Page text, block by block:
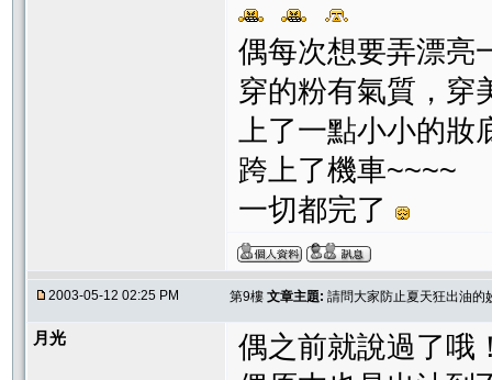
偶每次想要弄漂亮
穿的粉有氣質，穿
上了一點小小的
跨上了機車~~~~
一切都完了
2003-05-12 02:25 PM 第9樓 文章主題: 請問大家防止夏天狂出油的
月光
偶之前就說過了哦